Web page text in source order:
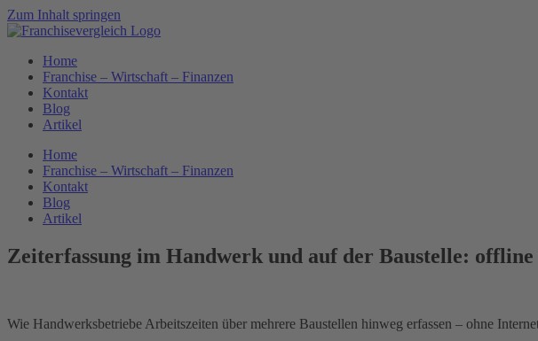
Zum Inhalt springen
Home
Franchise – Wirtschaft – Finanzen
Kontakt
Blog
Artikel
Home
Franchise – Wirtschaft – Finanzen
Kontakt
Blog
Artikel
Zeiterfassung im Handwerk und auf der Baustelle:
Wie Handwerksbetriebe Arbeitszeiten über mehrere Baustellen hinweg erfassen – ohne